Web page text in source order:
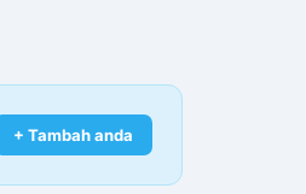
+ Tambah anda